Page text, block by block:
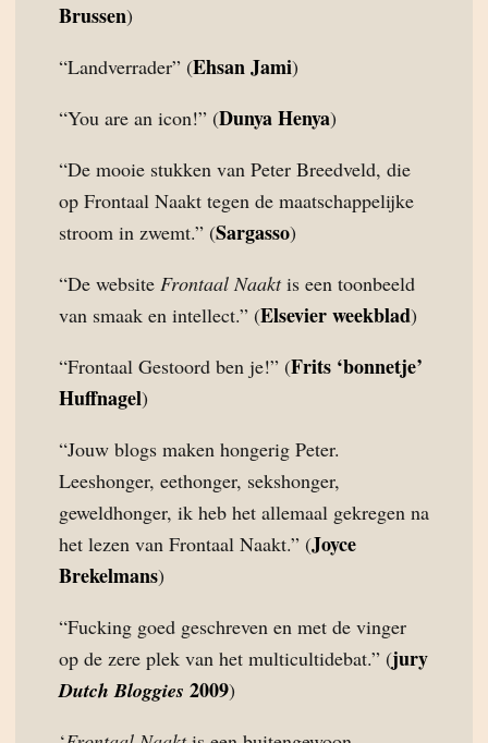
Brussen)
“Landverrader” (Ehsan Jami)
“You are an icon!” (Dunya Henya)
“De mooie stukken van Peter Breedveld, die
op Frontaal Naakt tegen de maatschappelijke
stroom in zwemt.” (Sargasso)
“De website Frontaal Naaktis een toonbeeld
van smaak en intellect.” (Elsevier weekblad)
“Frontaal Gestoord ben je!” (Frits ‘bonnetje’
Huffnagel)
“Jouw blogs maken hongerig Peter.
Leeshonger, eethonger, sekshonger,
geweldhonger, ik heb het allemaal gekregen na
het lezen van Frontaal Naakt.” (Joyce
Brekelmans)
“Fucking goed geschreven en met de vinger
op de zere plek van het multicultidebat.” (jury
Dutch Bloggies 2009)